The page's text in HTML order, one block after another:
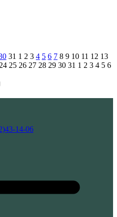
31 1 2 3 4 5 6 7 8 9 10 11 12 13
24 25 26 27 28 29 30 31 1 2 3 4 5 6
14-06